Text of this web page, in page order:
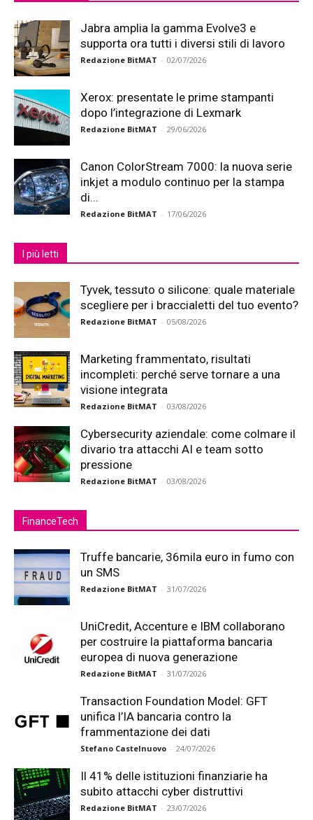
Jabra amplia la gamma Evolve3 e
supporta ora tutti i diversi stili di lavoro
Redazione BitMAT - 02/07/2026
Xerox: presentate le prime stampanti
dopo l’integrazione di Lexmark
Redazione BitMAT - 29/06/2026
Canon ColorStream 7000: la nuova serie
inkjet a modulo continuo per la stampa
di...
Redazione BitMAT - 17/06/2026
I più letti
Tyvek, tessuto o silicone: quale materiale
scegliere per i braccialetti del tuo evento?
Redazione BitMAT - 05/08/2026
Marketing frammentato, risultati
incompleti: perché serve tornare a una
visione integrata
Redazione BitMAT - 03/08/2026
Cybersecurity aziendale: come colmare il
divario tra attacchi AI e team sotto
pressione
Redazione BitMAT - 03/08/2026
FinanceTech
Truffe bancarie, 36mila euro in fumo con
un SMS
Redazione BitMAT - 31/07/2026
UniCredit, Accenture e IBM collaborano
per costruire la piattaforma bancaria
europea di nuova generazione
Redazione BitMAT - 31/07/2026
Transaction Foundation Model: GFT
unifica l’IA bancaria contro la
frammentazione dei dati
Stefano Castelnuovo - 24/07/2026
Il 41% delle istituzioni finanziarie ha
subito attacchi cyber distruttivi
Redazione BitMAT - 23/07/2026